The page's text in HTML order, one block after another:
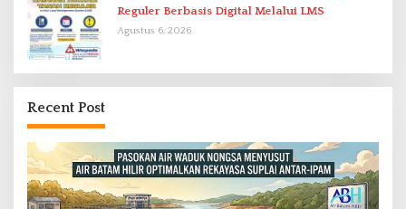
Reguler Berbasis Digital Melalui LMS
Agustus 6, 2026
Recent Post